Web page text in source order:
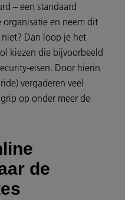
– een standaard
en neem dit
Dan loop je het
kiezen die bijvoorbeeld
eisen. Door hierin
vergaderen veel
op onder meer de
de